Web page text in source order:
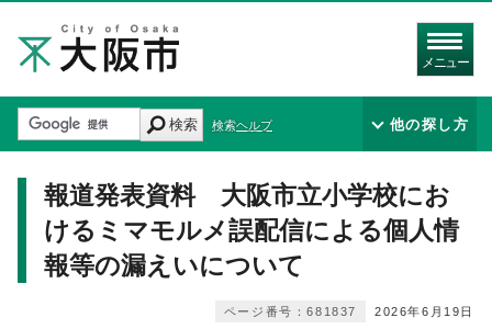
メニュー
検索 検索ヘルプ 他の探し方
報道発表資料 大阪市立小学校にお
けるミマモルメ誤配信による個人情
報等の漏えいについて
2026年6月19日
ページ番号：681837